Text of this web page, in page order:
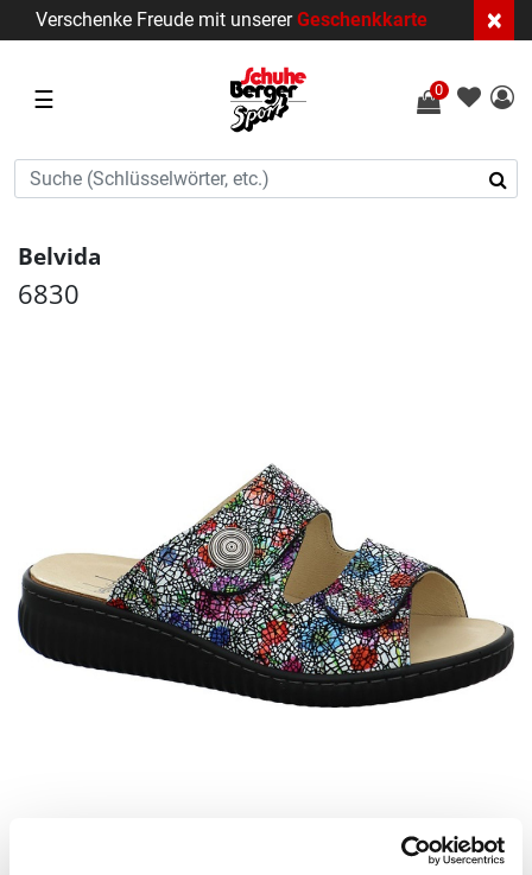
Verschenke Freude mit unsererGeschenkkarte ×
☰ 0
Belvida
6830